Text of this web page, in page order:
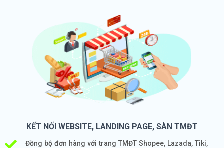
KẾT NỐI WEBSITE, LANDING PAGE, SÀN TMĐT
Đồng bộ đơn hàng với trang TMĐT Shopee, Lazada, Tiki,